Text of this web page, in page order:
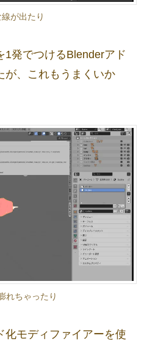
が出たり
1発でつけるBlenderアド
が、これもうまくいか
れちゃったり
化モディファイアーを使